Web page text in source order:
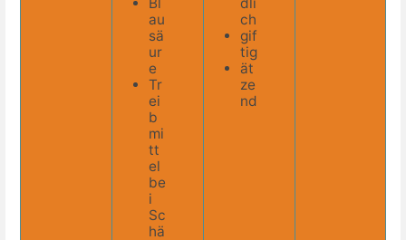
au
sä
ur
e
Tr
ei
b
mi
tt
el
be
i
Sc
hä
ch
gif
tig
ät
ze
nd